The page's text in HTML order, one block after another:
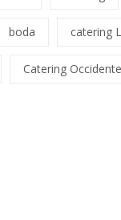
boda catering
Catering